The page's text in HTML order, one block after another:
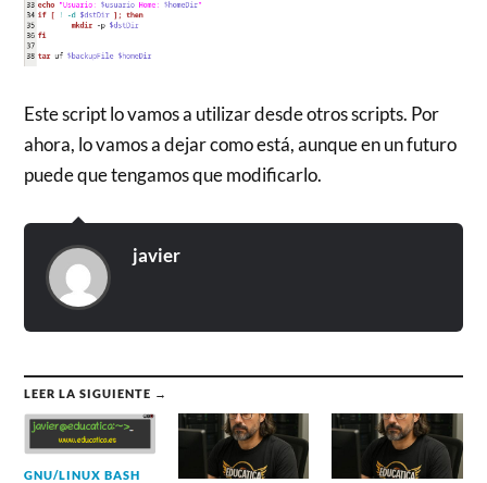
Este script lo vamos a utilizar desde otros scripts. Por
ahora, lo vamos a dejar como está, aunque en un futuro
puede que tengamos que modificarlo.
javier
LEER LA SIGUIENTE →
GNU/LINUX BASH